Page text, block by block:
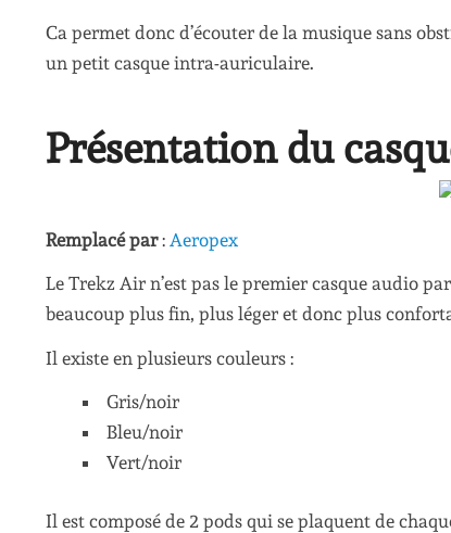
Ca permet donc d’écouter de la musique sans
un petit casque intra-auriculaire.
Présentation du
Remplacé par: Aeropex
Le Trekz Air n’est pas le premier casque audio
beaucoup plus fin, plus léger et donc plus
Il existe en plusieurs couleurs :
Gris/noir
Bleu/noir
Vert/noir
Il est composé de 2 pods qui se plaquent de